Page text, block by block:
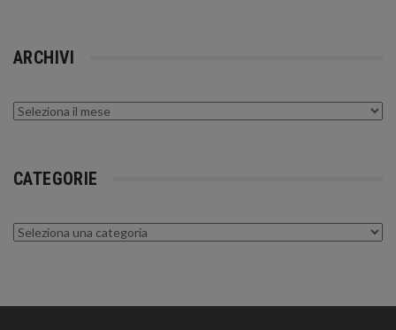
ARCHIVI
Archivi
CATEGORIE
Categorie